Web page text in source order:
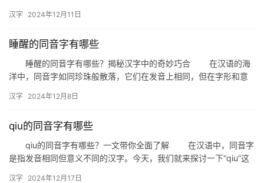
汉字 2024年12月11日
睡醒的同音字有哪些
睡醒的同音字有哪些？揭秘汉字中的奇妙巧合 在汉语的海
洋中，同音字如同珍珠般散落，它们在发音上相同，但在字形和意
汉…
汉字 2024年12月8日
qiu的同音字有哪些
qiu的同音字有哪些？一文带你全面了解 在汉语中，同音字
是指发音相同但意义不同的汉字。今天，我们就来探讨一下“qiu”这
汉字 2024年12月17日